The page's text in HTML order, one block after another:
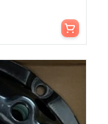
Aggiungi al carrello